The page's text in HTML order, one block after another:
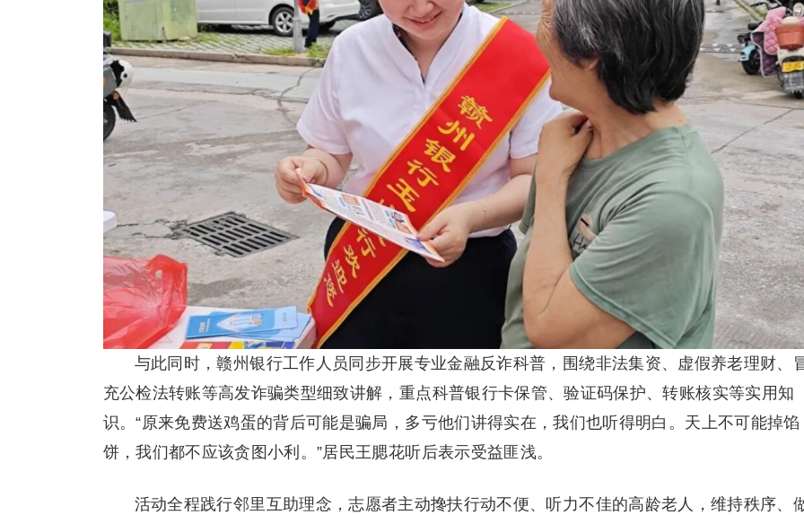
与此同时，赣州银行工作人员同步开展专业金融反诈科普，围绕非法集资、虚假养老理财、
充公检法转账等高发诈骗类型细致讲解，重点科普银行卡保管、验证码保护、转账核实等实用知
识。“原来免费送鸡蛋的背后可能是骗局，多亏他们讲得实在，我们也听得明白。天上不可能掉馅
饼，我们都不应该贪图小利。”居民王腮花听后表示受益匪浅。
活动全程践行邻里互助理念，志愿者主动搀扶行动不便、听力不佳的高龄老人，维持秩序、